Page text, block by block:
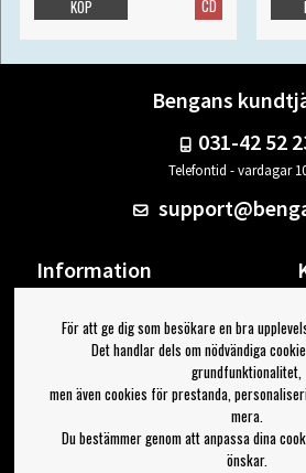
CD
KÖP
Bengans
031-42 52
Telefontid - vardagar
Information
Om Bengans
FAQ / Köp- & Leveransvillkor
Jag vill ha tips från
För att ge dig som besökare en bra
Det handlar dels om nödvändiga
grundfunktionalitet,
men även cookies för prestanda,
mera.
Du bestämmer genom att anpassa dina
önskar.